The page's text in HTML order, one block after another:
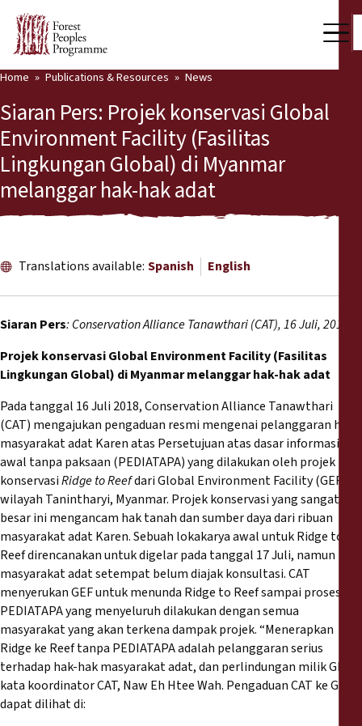
Support Us
Our Work
Community Voices
Partners & Countries
Latest News
Publications & Resources
News
Reports
Press Releases
Training Materials
Briefing Papers
Legal Submissions
Declarations
Annual Reports
Home Publications & Resources News
Siaran Pers: Projek konservasi Global
Environment Facility (Fasilitas
Lingkungan Global) di Myanmar
melanggar hak-hak adat
Translations available: Spanish English
Siaran Pers: Conservation Alliance Tanawthari (CAT), 16 Juli, 2018
Projek konservasi Global Environment Facility (Fasilitas
Lingkungan Global) di Myanmar melanggar hak-hak adat
Pada tanggal 16 Juli 2018, Conservation Alliance Tanawthari
(CAT) mengajukan pengaduan resmi mengenai pelanggaran hak
masyarakat adat Karen atas Persetujuan atas dasar informasi di
awal tanpa paksaan (PEDIATAPA) yang dilakukan oleh projek
konservasiRidge to Reefdari Global Environment Facility (GEF) di
wilayah Tanintharyi, Myanmar. Projek konservasi yang sangat
besar ini mengancam hak tanah dan sumber daya dari ribuan
masyarakat adat Karen. Sebuah lokakarya awal untuk Ridge to
Reef direncanakan untuk digelar pada tanggal 17 Juli, namun
masyarakat adat setempat belum diajak konsultasi. CAT
menyerukan GEF untuk menunda Ridge to Reef sampai proses
PEDIATAPA yang menyeluruh dilakukan dengan semua
masyarakat yang akan terkena dampak projek. “Menerapkan
Ridge ke Reef tanpa PEDIATAPA adalah pelanggaran serius
terhadap hak-hak masyarakat adat, dan perlindungan milik GEF,”
kata koordinator CAT, Naw Eh Htee Wah. Pengaduan CAT ke GEF
dapat dilihat di: